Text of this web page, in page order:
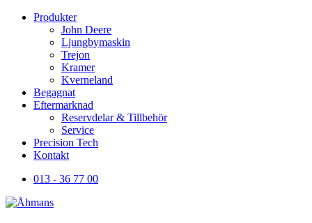
Produkter
John Deere
Ljungbymaskin
Trejon
Kramer
Kverneland
Begagnat
Eftermarknad
Reservdelar & Tillbehör
Service
Precision Tech
Kontakt
013 - 36 77 00